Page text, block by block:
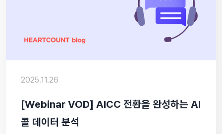
2025.11.26
[Webinar VOD] AICC 전환을 완성하는 AI
콜 데이터 분석